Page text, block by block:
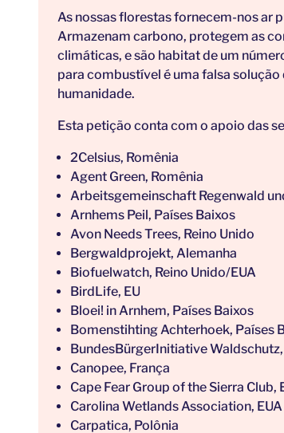
As nossas florestas fornecem-nos ar
Armazenam carbono, protegem as
climáticas, e são habitat de um
para combustível é uma falsa
humanidade.
Esta petição conta com o apoio das
2Celsius, Romênia
Agent Green, Romênia
Arbeitsgemeinschaft Regenwald
Arnhems Peil, Países Baixos
Avon Needs Trees, Reino Unido
Bergwaldprojekt, Alemanha
Biofuelwatch, Reino Unido/EUA
BirdLife, EU
Bloei! in Arnhem, Países Baixos
Bomenstihting Achterhoek, Países
BundesBürgerInitiative
Canopee, França
Cape Fear Group of the Sierra Club,
Carolina Wetlands Association, EUA
Carpatica, Polônia